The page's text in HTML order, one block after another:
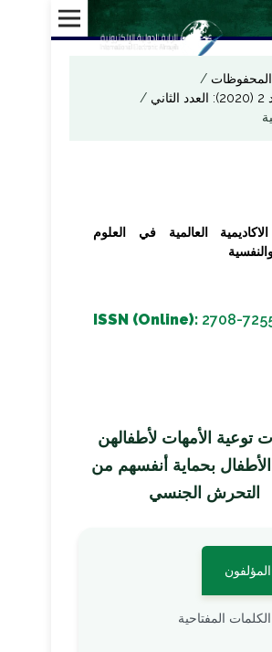
المحفوظات/
/
العالمية في العلوم
ISSN (Online): 2708-
توعية الأمهات لأطفالهن
بحماية أنفسهم من
التحرش الجنسي
المؤلفون
الكلمات المفتاحية